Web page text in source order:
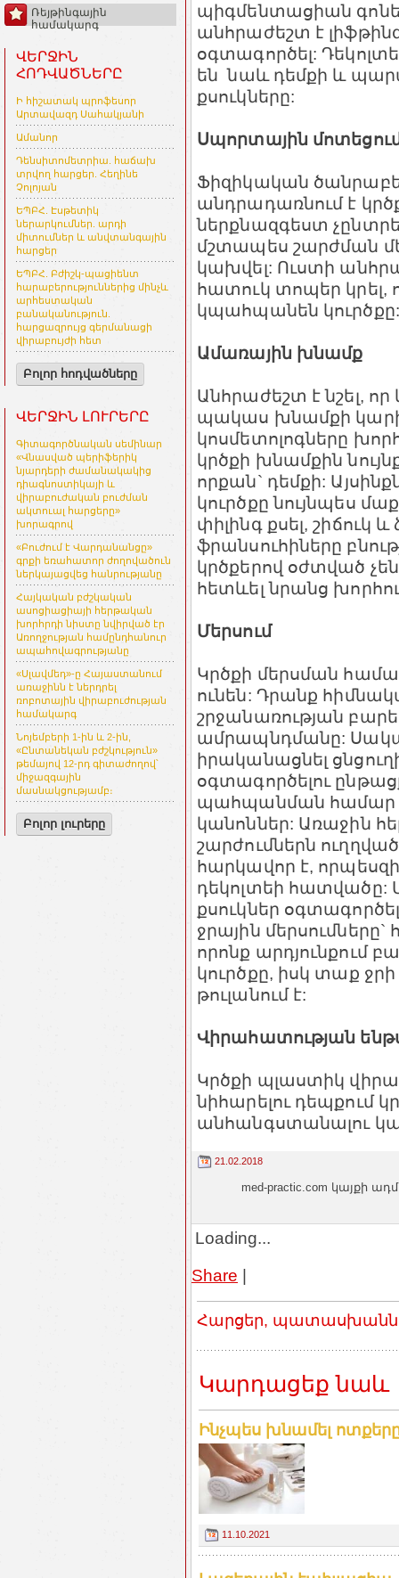
Ռեյթինգային
համակարգ
ՎԵՐՋԻՆ
ՀՈԴՎԱԾՆԵՐԸ
Ի հիշատակ պրոֆեսոր
Արտավազդ Սահակյանի
Ամանոր
Դենսիտոմետրիա. հաճախ
տրվող հարցեր. Հեղինե
Չոլոյան
ԵՊԲՀ. Էսթետիկ
ներարկումներ. արդի
միտումներ և անվտանգային
հարցեր
ԵՊԲՀ. Բժիշկ-պացիենտ
հարաբերություններից մինչև
արհեստական
բանականություն.
հարցազրույց գերմանացի
վիրաբույժի հետ
Բոլոր հոդվածները
ՎԵՐՋԻՆ ԼՈՒՐԵՐԸ
Գիտագործնական սեմինար
«Վնասված պերիֆերիկ
նյարդերի ժամանակակից
դիագնոստիկայի և
վիրաբուժական բուժման
ակտուալ հարցերը»
խորագրով
«Բուժում է Վարդանանցը»
գրքի եռահատոր ժողովածուն
ներկայացվեց հանրությանը
Հայկական բժշկական
ասոցիացիայի հերթական
խորհրդի նիստը նվիրված էր
Առողջության համընդհանուր
ապահովագրությանը
«Սլավմեդ»-ը Հայաստանում
առաջինն է ներդրել
ռոբոտային վիրաբուժության
համակարգ
Նոյեմբերի 1-ին և 2-ին,
«Ընտանեկան բժշկություն»
թեմայով 12-րդ գիտաժողով՝
միջազգային
մասնակցությամբ։
Բոլոր լուրերը
պիգմենտացիան գոնե
անհրաժեշտ է
օգտագործել:
են նաև դեմքի և
քսուկները:
Սպորտային
Ֆիզիկական
անդրադառնում է
ներքնազգեստ
մշտապես շարժման
կախվել: Ուստի
հատուկ տոպեր
կպահպանեն կուրծքը:
Ամառային խնամք
Անհրաժեշտ է նշել,
պակաս խնամքի
կոսմետոլոգները
կրծքի խնամքին
որքան` դեմքի:
կուրծքը նույնպես
փիլինգ քսել, շիճուկ
ֆրանսուհիները
կրծքերով օժտված
հետևել նրանց
Մերսում
Կրծքի մերսման
ունեն: Դրանք
շրջանառության
ամրապնդմանը:
իրականացնել
օգտագործելու
պահպանման համար
կանոններ: Առաջին
շարժումներն
հարկավոր է,
դեկոլտեի հատվածը:
քսուկներ
ջրային
որոնք արդյունքում
կուրծքը, իսկ տաք
թուլանում է:
Վիրահատության
Կրծքի պլաստիկ
նիհարելու դեպքում
անհանգստանալու
21.02.2018
med-practic.com կայքի
Loading...
Share |
Հարցեր,
Կարդացեք նաև
Ինչպես խնամել
11.10.2021